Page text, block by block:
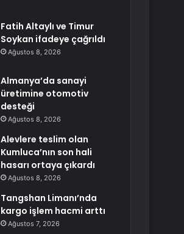
Fatih Altaylı ve Timur
Soykan ifadeye çağrıldı
Ağustos 8, 2026
Almanya’da sanayi
üretimine otomotiv
desteği
Ağustos 8, 2026
Alevlere teslim olan
Kumluca’nın son hali
hasarı ortaya çıkardı
Ağustos 8, 2026
Tangshan Limanı’nda
kargo işlem hacmi arttı
Ağustos 7, 2026